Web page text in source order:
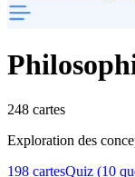
248 cartes
Exploration des
198 cartesQuiz (10